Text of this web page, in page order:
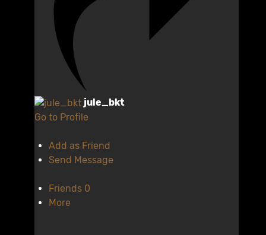
jule_bkt
Go to Profile
Add as Friend
Send Message
Friends 0
More